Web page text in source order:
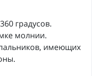
градусов.
молнии.
имеющих